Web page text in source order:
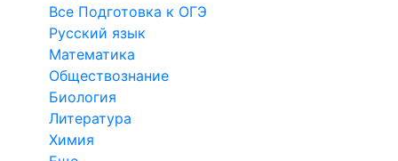
Все Подготовка к ОГЭ
Русский язык
Математика
Обществознание
Биология
Литература
Химия